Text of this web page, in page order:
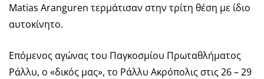
Matias Aranguren τερμάτισαν στην τρίτη θέση με ίδιο
αυτοκίνητο.
Επόμενος αγώνας του Παγκοσμίου Πρωταθλήματος
Ράλλυ, ο «δικός μας», το Ράλλυ Ακρόπολις στις 26 – 29